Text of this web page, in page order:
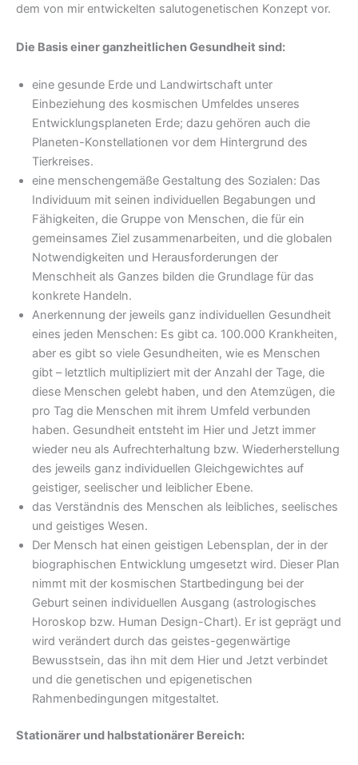
dem von mir entwickelten salutogenet­ischen Konzept vor.
Die Basis einer ganzheitlichen Gesundheit sind:
eine gesunde Erde und Landwirtschaft unter
Einbeziehung des kosmischen Umfeldes unseres
Entwicklungsplaneten Erde; dazu gehören auch die
Planeten-Konstellationen vor dem Hintergrund des
Tierkreises.
eine menschengemäße Gestaltung des Sozialen: Das
Individuum mit seinen individuellen Begabungen und
Fähigkeiten, die Gruppe von Menschen, die für ein
gemeinsames Ziel zusam­menarbeiten, und die globalen
Notwendigkeiten und Herausforderungen der
Menschheit als Ganzes bilden die Grundlage für das
konkrete Handeln.
Anerkennung der jeweils ganz individuellen Gesundheit
eines jeden Menschen: Es gibt ca. 100.000 Krankheiten,
aber es gibt so viele Gesundheiten, wie es Menschen
gibt – letztlich multipli­ziert mit der Anzahl der Tage, die
diese Menschen gelebt haben, und den Atemzügen, die
pro Tag die Menschen mit ihrem Umfeld verbunden
haben. Gesundheit entsteht im Hier und Jetzt immer
wieder neu als Aufrechterhaltung bzw. Wiederherstellung
des jeweils ganz individuellen Gleichgewichtes auf
geistiger, seelischer und leiblicher Ebene.
das Verständnis des Menschen als leibliches, seelisches
und geistiges Wesen.
Der Mensch hat einen geistigen Lebensplan, der in der
biographischen Entwicklung umgesetzt wird. Dieser Plan
nimmt mit der kosmischen Startbedingung bei der
Geburt seinen individuel­len Ausgang (astrologisches
Horoskop bzw. Human Design-Chart). Er ist geprägt und
wird verändert durch das geistes-gegenwärtige
Bewusstsein, das ihn mit dem Hier und Jetzt verbindet
und die genetis­chen und epigenetischen
Rahmenbedingungen mitgestaltet.
Stationärer und halbstationärer Bereich: